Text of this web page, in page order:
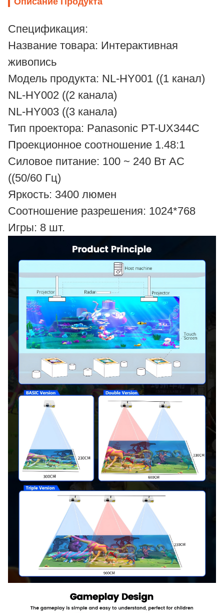
Спецификация:
Название товара: Интерактивная
живопись
Модель продукта: NL-HY001 ((1 канал)
NL-HY002 ((2 канала)
NL-HY003 ((3 канала)
Тип проектора: Panasonic PT-UX344C
Проекционное соотношение 1.48:1
Силовое питание: 100 ~ 240 Вт AC
((50/60 Гц)
Яркость: 3400 люмен
Соотношение разрешения: 1024*768
Игры: 8 шт.